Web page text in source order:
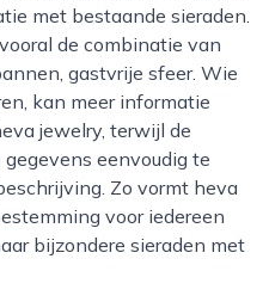
met bestaande sieraden.
de combinatie van
gastvrije sfeer. Wie
kan meer informatie
jewelry, terwijl de
eenvoudig te
Zo vormt heva
voor iedereen
bijzondere sieraden met